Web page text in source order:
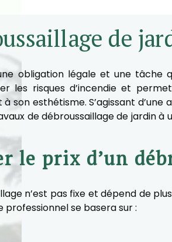
de
obligation légale et une tâche
les risques d’incendie et
son esthétisme. S’agissant
de débroussaillage de jardin
le prix d’un
n’est pas fixe et dépend de
professionnel se basera sur :